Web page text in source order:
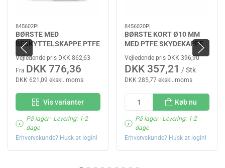
845602PI
BØRSTE MED
BESKYTTELSKAPPE PTFE
Vejledende pris DKK 862,63
Fra DKK 776,36
DKK 621,09 ekskl. moms
Vis varianter
På lager- Levering: 1-2
dage
Erhvervskunde? Husk at login!
8456020PI
BØRSTE KORT Ø10 MM
MED PTFE SKYDEKAPPE
Vejledende pris DKK 396,90
DKK 357,21 / Stk
DKK 285,77 ekskl. moms
Køb nu
På lager- Levering: 1-2
dage
Erhvervskunde? Husk at login!